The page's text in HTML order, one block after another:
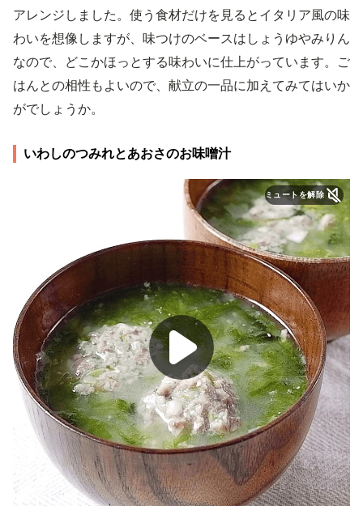
アレンジしました。使う食材だけを見るとイタリア風の味
わいを想像しますが、味つけのベースはしょうゆやみりん
なので、どこかほっとする味わいに仕上がっています。ご
はんとの相性もよいので、献立の一品に加えてみてはいか
がでしょうか。
いわしのつみれとあおさのお味噌汁
ミュートを解除